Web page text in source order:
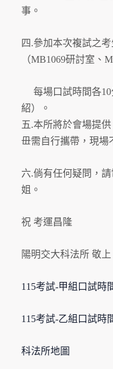
事。
四.參加本次複試之
（MB1069研討室、
每場口試時間各10
紹）。
五.本所將於會場提
毌需自行攜帶， 現場
六.倘有任何疑問，請
姐。
祝 考運昌隆
陽明交大科法所 敬上
115考試-甲組口試時
115考試-乙組口試時
科法所地圖